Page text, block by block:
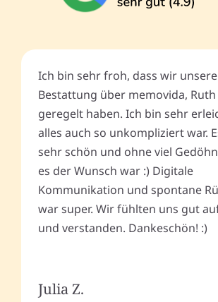
Ich bin sehr froh, dass wir unsere
Bestattung über memovida, Ruth
geregelt haben. Ich bin sehr
alles auch so unkompliziert war.
sehr schön und ohne viel
es der Wunsch war :) Digitale
Kommunikation und spontane
war super. Wir fühlten uns gut
und verstanden. Dankeschön! :)
Julia Z.